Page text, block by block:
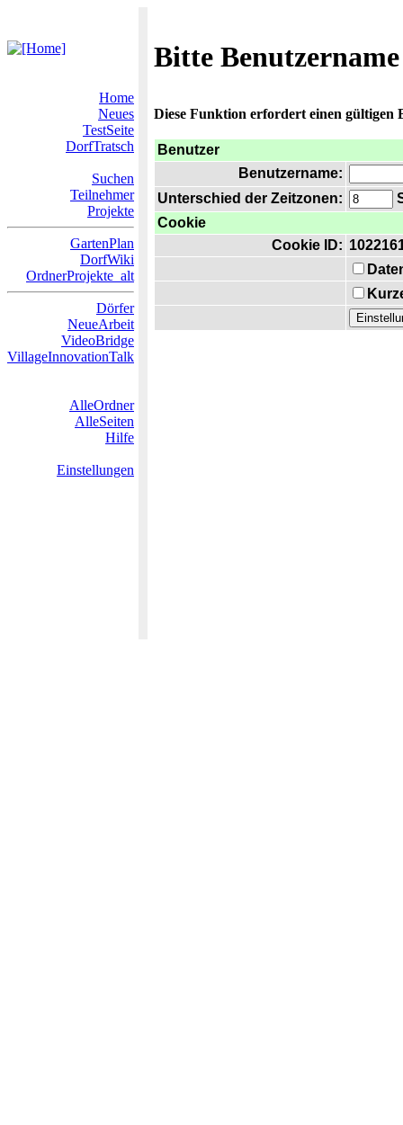
Bitte
Home
Neues
TestSeite
DorfTratsch
Suchen
Teilnehmer
Projekte
GartenPlan
DorfWiki
OrdnerProjekte_alt
Dörfer
NeueArbeit
VideoBridge
VillageInnovationTalk
AlleOrdner
AlleSeiten
Hilfe
Einstellungen
Diese Funktion erfordert einen gültigen
Benutzer
Benutzername:
Unterschied der Zeitzonen:
Cookie
Cookie ID: